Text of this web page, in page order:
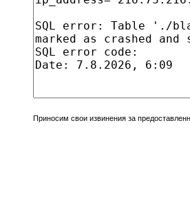
Приносим свои извинения за